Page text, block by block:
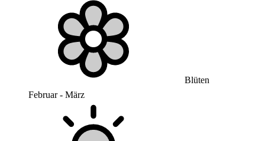
Blüten
Februar - März